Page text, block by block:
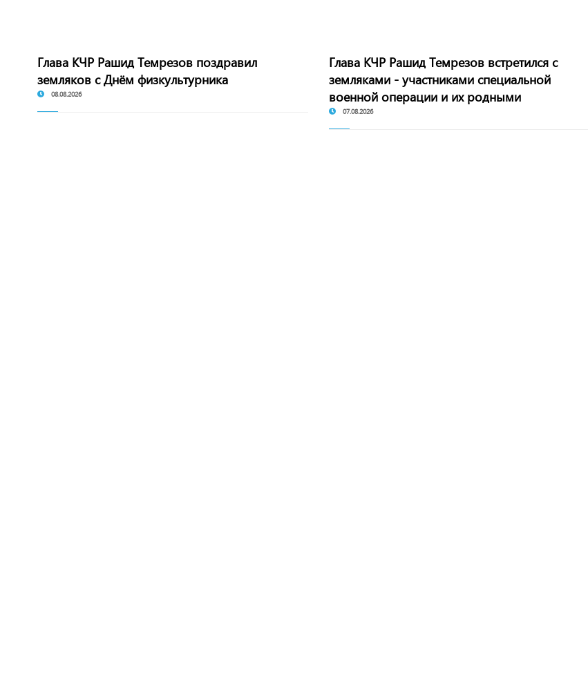
Глава КЧР Рашид Темрезов поздравил
земляков с Днём физкультурника
08.08.2026
Глава КЧР Рашид Темрезов встретился с
земляками - участниками специальной
военной операции и их родными
07.08.2026